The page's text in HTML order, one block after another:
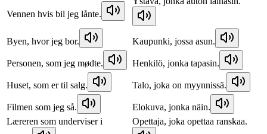
Vennen hvis bil jeg lånte.
Byen, hvor jeg bor. Kaupunki, jossa asun.
Personen, som jeg mødte. Henkilö, jonka tapasin.
Huset, som er til salg. Talo, joka on myynnissä.
Filmen som jeg så.
Elokuva, jonka näin.
Læreren som underviser i
Opettaja, joka opettaa ranskaa.